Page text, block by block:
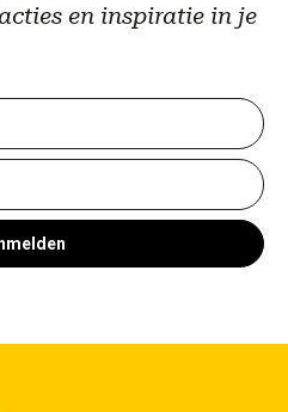
en inspiratie in je